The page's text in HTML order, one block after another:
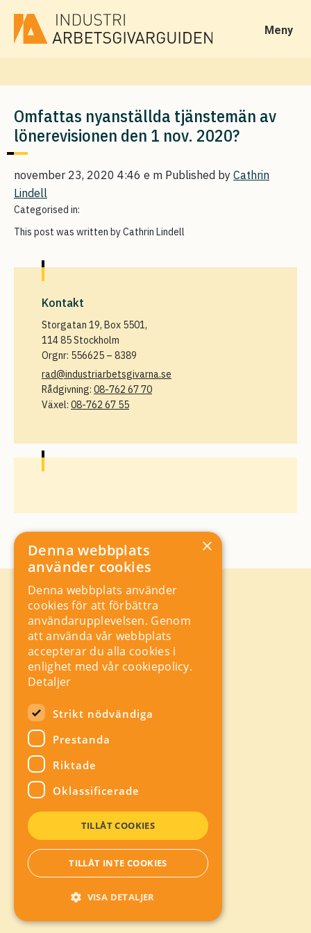
Meny
Omfattas nyanställda tjänstemän av
lönerevisionen den 1 nov. 2020?
november 23, 2020 4:46 e m Published by Cathrin
Lindell
Categorised in:
This post was written by Cathrin Lindell
Kontakt
Storgatan 19, Box 5501,
114 85 Stockholm
Orgnr: 556625 – 8389
rad@industriarbetsgivarna.se
Rådgivning: 08-762 67 70
Växel: 08-762 67 55
Kontakt
Storgatan 19, Box 5501,
114 85 Stockholm
Orgnr: 556625 – 8389
rad@industriarbetsgivarna.se
Rådgivning:08-762 67 70
Växel:08-762 67 55
Hitta snabbt
A-Ö
Visa webbplatser
industriarbetsgivarna.se
Sociala Medier
Facebook
LinkedIn
Instagram
Om sidan Integritetspolicy
×
Denna webbplats
använder cookies
Denna webbplats använder
cookies för att förbättra
användarupplevelsen. Genom
att använda vår webbplats
accepterar du alla cookies i
enlighet med vår cookiepolicy.
Detaljer
Strikt nödvändiga
Prestanda
Riktade
Oklassificerade
TILLÅT COOKIES
TILLÅT INTE COOKIES
VISA DETALJER